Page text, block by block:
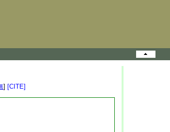
] [CITE]